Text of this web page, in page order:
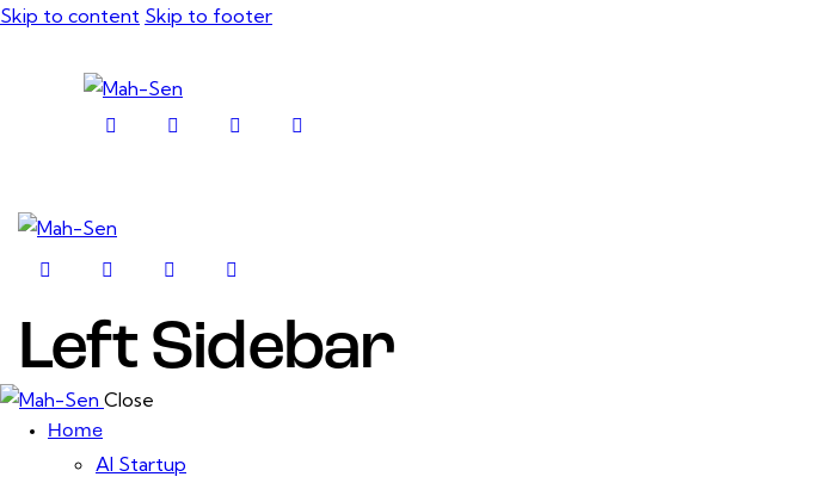
Skip to content Skip to footer
facebook-twitter- dribble- instagram
facebook-
1
twitter-
x
dribble-
new
instagram
Left Sidebar
Close
Home
AI Startup